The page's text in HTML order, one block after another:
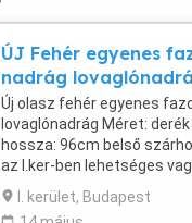
ÚJ Fehér egyenes
nadrág
Új olasz fehér egyenes
lovaglónadrág Méret:
hossza: 96cm belső
az I.ker-ben lehetséges
küldeményként
I. kerület, Budapest